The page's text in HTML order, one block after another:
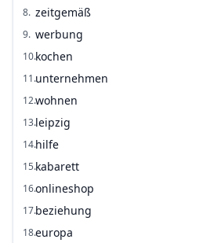
8. zeitgemäß
9. werbung
10.kochen
11.unternehmen
12.wohnen
13.leipzig
14.hilfe
15.kabarett
16.onlineshop
17.beziehung
18.europa